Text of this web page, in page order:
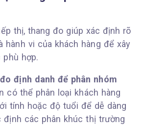
thị, thang đo giúp xác định rõ
hành vi của khách hàng để xây
hợp.
định danh để phân nhóm
có thể phân loại khách hàng
tính hoặc độ tuổi để dễ dàng
định các phân khúc thị trường